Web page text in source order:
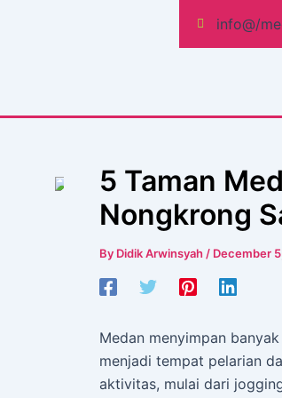
info@/
5 Taman
Nongkrong
By Didik Arwinsyah / December
Medan menyimpan
menjadi tempat pelarian
aktivitas, mulai dari